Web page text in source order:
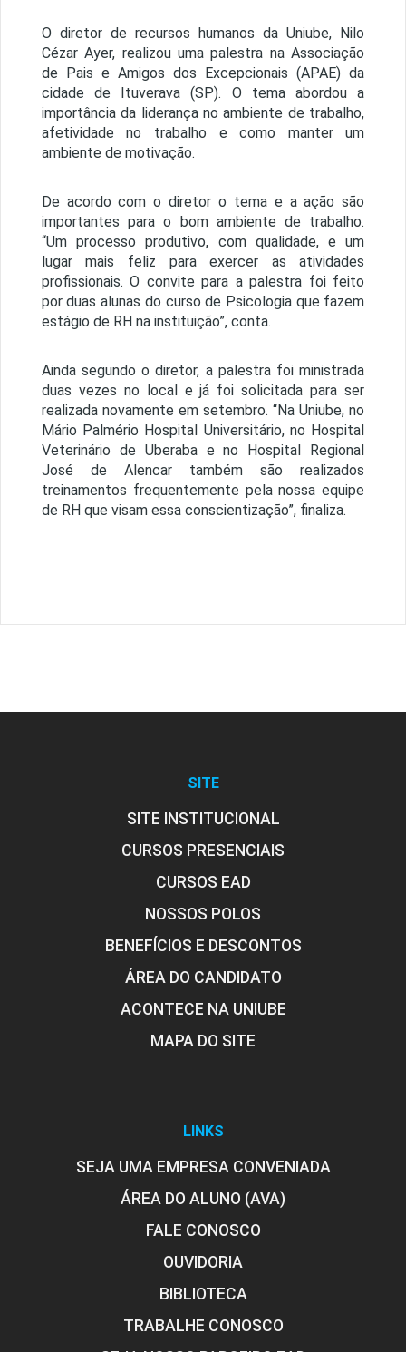
O diretor de recursos humanos da Uniube, Nilo
Cézar Ayer, realizou uma palestra na Associação
de Pais e Amigos dos Excepcionais (APAE) da
cidade de Ituverava (SP). O tema abordou a
importância da liderança no ambiente de trabalho,
afetividade no trabalho e como manter um
ambiente de motivação.
De acordo com o diretor o tema e a ação são
importantes para o bom ambiente de trabalho.
“Um processo produtivo, com qualidade, e um
lugar mais feliz para exercer as atividades
profissionais. O convite para a palestra foi feito
por duas alunas do curso de Psicologia que fazem
estágio de RH na instituição”, conta.
Ainda segundo o diretor, a palestra foi ministrada
duas vezes no local e já foi solicitada para ser
realizada novamente em setembro. “Na Uniube, no
Mário Palmério Hospital Universitário, no Hospital
Veterinário de Uberaba e no Hospital Regional
José de Alencar também são realizados
treinamentos frequentemente pela nossa equipe
de RH que visam essa conscientização”, finaliza.
SITE
SITE INSTITUCIONAL
CURSOS PRESENCIAIS
CURSOS EAD
NOSSOS POLOS
BENEFÍCIOS E DESCONTOS
ÁREA DO CANDIDATO
ACONTECE NA UNIUBE
MAPA DO SITE
LINKS
SEJA UMA EMPRESA CONVENIADA
ÁREA DO ALUNO (AVA)
FALE CONOSCO
OUVIDORIA
BIBLIOTECA
TRABALHE CONOSCO